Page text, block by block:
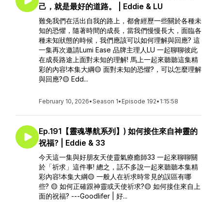
己，就是最好的道路。 | Eddie & LU
難免我們在活出自我的路上，都會經歷一些關於各種未
知的恐懼，隨著時間的成長，當我們慢慢長大，面臨各
種未知狀態的時候，我們應該可以如何理解與回應? 這
一集再次邀請Lumi Ease 品牌主理人LU 一起聊聊彼此
在成長路途上面對未知的理解! 馬上一起來聽聽這集精
彩的內容!本集大綱🟡 面對未知的恐懼?，可以怎麼理解
與回應?🟡 Edd...
February 10, 2026•Season 1• Episode 192• 1:15:58
Ep.191【靈魂導航系列】) 如何接住來自神靈的
祝福? | Eddie & 33
今天這一集與好朋友天使靈氣療癒師33 一起來聊聊關
於「祈求」這件事! 總之，話不多說一起來聽聽本集精
彩內容!本集大綱🟡 一般人在祈求時常見的誤區有哪
些? 🟡 如何正確跟神靈或天使祈求?🟡 如何接住來自上
面的祝福? ---Goodlifer | 好...